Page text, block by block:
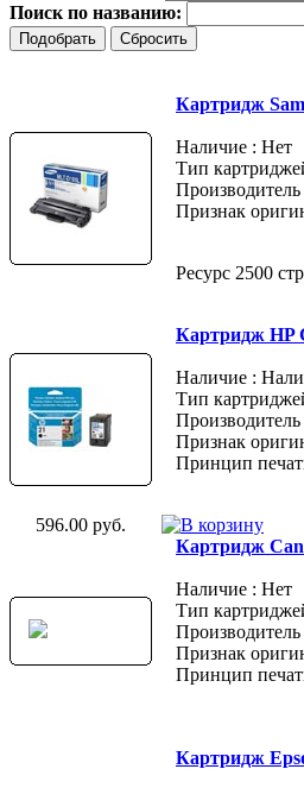
Поиск по названию:
Картридж
Наличие : Нет
Тип
Признак
Ресурс 2500
Картридж HP
Наличие :
Тип
Признак
Принцип
596.00 руб.
Картридж
Наличие : Нет
Тип
Признак
Принцип
Картридж